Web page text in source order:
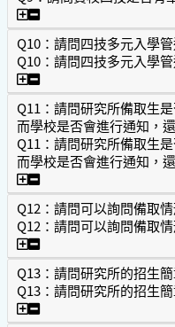
Q9：請問貴校四技是否
Q10：請問四技多元入學
Q10：請問四技多元入學
Q10：請問四技多元入
Q11：請問研究所備取生
而學校是否會進行通知，
Q11：請問研究所備取生
而學校是否會進行通知，
Q11：請問研究所備
Q12：請問可以詢問備取
Q12：請問可以詢問備取
Q12：請問可以詢問備
Q13：請問研究所的招生
Q13：請問研究所的招生
Q13：請問研究所的招